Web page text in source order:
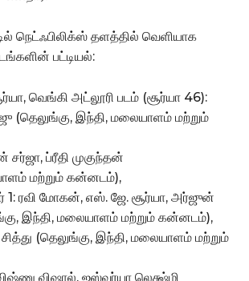
நெட்ஃபிலிக்ஸ் தளத்தில் வெளியாக
பட்டியல்:
வெங்கி அட்லூரி படம் (சூர்யா 46):
(தெலுங்கு, இந்தி, மலையாளம் மற்றும்
சர்ஜா, ப்ரீதி முகுந்தன்
மற்றும் கன்னடம்),
1: ரவி மோகன், எஸ். ஜே. சூர்யா, அர்ஜுன்
இந்தி, மலையாளம் மற்றும் கன்னடம்),
சித்து (தெலுங்கு, இந்தி, மலையாளம் மற்றும்
விஷால், ஐஸ்வர்யா லெக்ஷ்மி